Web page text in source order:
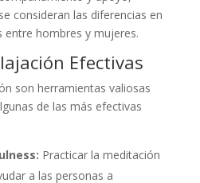
consideran las diferencias en
entre hombres y mujeres.
Efectivas
son herramientas valiosas
de las más efectivas
Practicar la meditación
a las personas a